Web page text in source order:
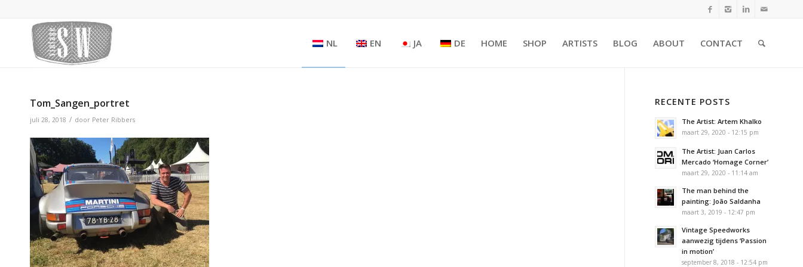
NL EN JA DE HOME SHOP ARTISTS BLOG ABOUT CONTACT
Tom_Sangen_portret
juli 28, 2018 / door Peter Ribbers
RECENTE POSTS
The Artist: Artem Khalko
maart 29, 2020 - 12:15 pm
The Artist: Juan Carlos
Mercado ‘Homage Corner’
maart 29, 2020 - 11:14 am
The man behind the
painting: João Saldanha
maart 3, 2019 - 12:47 pm
Vintage Speedworks
aanwezig tijdens ‘Passion
in motion’
september 8, 2018 - 12:54 pm